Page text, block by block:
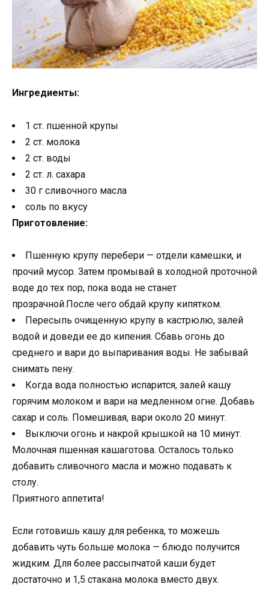
Ингредиенты:
1 ст. пшенной крупы
2 ст. молока
2 ст. воды
2 ст. л. сахара
30 г сливочного масла
соль по вкусу
Приготовление:
Пшенную крупу перебери — отдели камешки, и
прочий мусор. Затем промывай в холодной проточной
воде до тех пор, пока вода не станет
прозрачной.После чего обдай крупу кипятком.
Пересыпь очищенную крупу в кастрюлю, залей
водой и доведи ее до кипения. Сбавь огонь до
среднего и вари до выпаривания воды. Не забывай
снимать пену.
Когда вода полностью испарится, залей кашу
горячим молоком и вари на медленном огне. Добавь
сахар и соль. Помешивая, вари около 20 минут.
Выключи огонь и накрой крышкой на 10 минут.
Молочная пшенная кашаготова. Осталось только
добавить сливочного масла и можно подавать к
столу.
Приятного аппетита!
Если готовишь кашу для ребенка, то можешь
добавить чуть больше молока — блюдо получится
жидким. Для более рассыпчатой каши будет
достаточно и 1,5 стакана молока вместо двух.